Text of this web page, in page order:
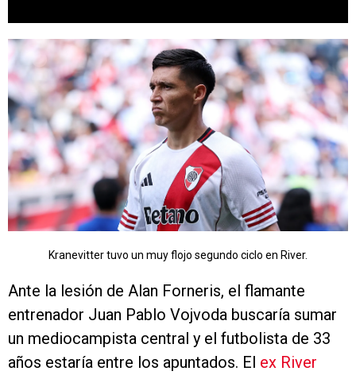
Kranevitter tuvo un muy flojo segundo ciclo en River.
Ante la lesión de Alan Forneris, el flamante
entrenador Juan Pablo Vojvoda buscaría sumar
un mediocampista central y el futbolista de 33
años estaría entre los apuntados. El ex River